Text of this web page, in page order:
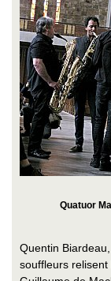
Quatuor
Quentin
souffleurs relisent